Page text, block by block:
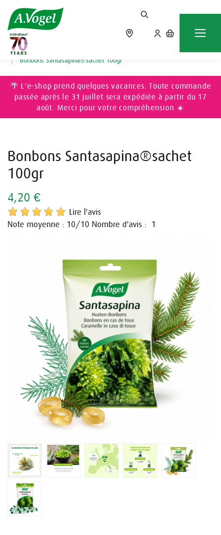
Accueil
Bonbons Santasapina®sachet 100gr
🌴 L'e-shop prend quelques vacances. Toute commande
passée après le 31 juillet sera expédiée à partir du 17
août. Merci pour votre compréhension ☀️
Bonbons Santasapina®sachet
100gr
4,20 €
Lire l'avis
Note moyenne : 10/10 Nombre d'avis : 1